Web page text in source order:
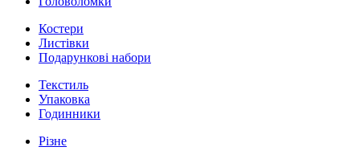
Костери
Листівки
Подарункові набори
Текстиль
Упаковка
Годинники
Різне